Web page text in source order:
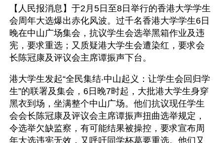
【人民报消息】于2月5日至8日举行的香港大学学生
会周年大选爆出赤化风波。过千名香港大学学生6日
晚在中山广场集会，抗议学生会选举黑箱作业及违
宪，要求重选；又质疑港大学生会遭染红，要求会
长陈冠康及评议会主席谭振声下台。
港大学生发起“全民集结‧中山起义：让学生会回归学
生”的联署及集会，6日晚7时起，大批港大学生身穿
黑衣到场，坐满整个中山广场。他们抗议现任学生
会会长陈冠康及评议会主席谭振声扭曲选举规定，
令选举欠缺监察，有可能结果被操控，要求宣布周
年大选违宪无效，又呼吁同学杯葛要重选。他们又